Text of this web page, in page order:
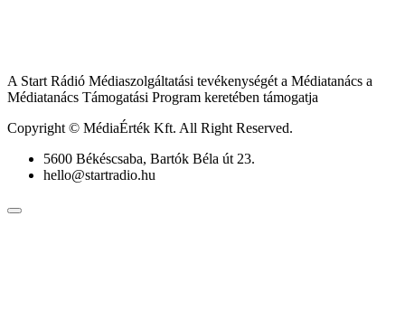
A Start Rádió Médiaszolgáltatási tevékenységét a Médiatanács a
Médiatanács Támogatási Program keretében támogatja
Copyright © MédiaÉrték Kft. All Right Reserved.
5600 Békéscsaba, Bartók Béla út 23.
hello@startradio.hu